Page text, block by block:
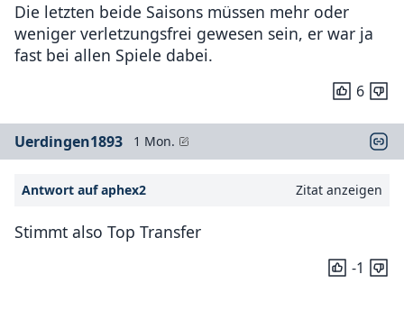
Die letzten beide Saisons müssen mehr oder
weniger verletzungsfrei gewesen sein, er war ja
fast bei allen Spiele dabei.
6
Uerdingen1893 1 Mon.
Antwort auf aphex2 Zitat anzeigen
Stimmt also Top Transfer
-1